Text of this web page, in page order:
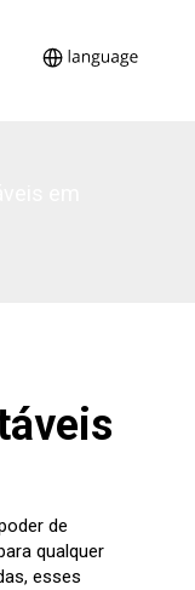
de
qualquer
esses